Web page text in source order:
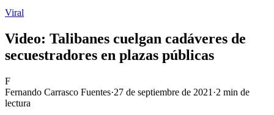
Viral
Video: Talibanes cuelgan cadáveres de
secuestradores en plazas públicas
F
Fernando Carrasco Fuentes·27 de septiembre de 2021 ·2 min de
lectura